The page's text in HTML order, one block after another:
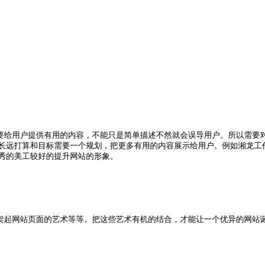
用户提供有用的内容，不能只是简单描述不然就会误导用户。所以需要
打算和目标需要一个规划，把更多有用的内容展示给用户。例如湘龙工
美工较好的提升网站的形象。
网站页面的艺术等等。把这些艺术有机的结合，才能让一个优异的网站